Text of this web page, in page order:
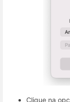
Clique na